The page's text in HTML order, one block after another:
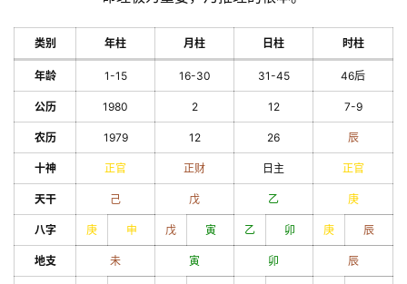
类别 年柱 月柱 日柱 时柱
年龄 1-15 16-30 31-45 46后
公历 1980 2 12 7-9
农历 1979 12 26 辰
十神 正官 正财 日主 正官
天干 己 戊 乙 庚
八字 庚 申 戊 寅 乙 卯 庚 辰
地支 未 寅 卯 辰